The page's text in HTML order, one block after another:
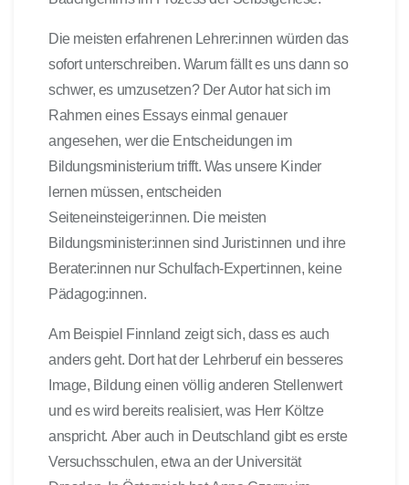
Die meisten erfahrenen Lehrer:innen würden das
sofort unterschreiben. Warum fällt es uns dann so
schwer, es umzusetzen? Der Autor hat sich im
Rahmen eines Essays einmal genauer
angesehen, wer die Entscheidungen im
Bildungsministerium trifft. Was unsere Kinder
lernen müssen, entscheiden
Seiteneinsteiger:innen. Die meisten
Bildungsminister:innen sind Jurist:innen und ihre
Berater:innen nur Schulfach-Expert:innen, keine
Pädagog:innen.
Am Beispiel Finnland zeigt sich, dass es auch
anders geht. Dort hat der Lehrberuf ein besseres
Image, Bildung einen völlig anderen Stellenwert
und es wird bereits realisiert, was Herr Költze
anspricht. Aber auch in Deutschland gibt es erste
Versuchsschulen, etwa an der Universität